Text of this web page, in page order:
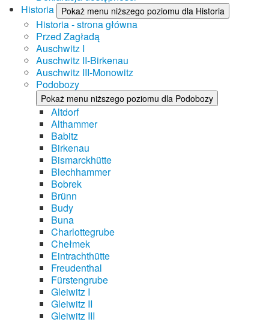
Historia
Pokaż menu niższego poziomu dla Historia
Historia - strona główna
Przed Zagładą
Auschwitz I
Auschwitz II-Birkenau
Auschwitz III-Monowitz
Podobozy
Pokaż menu niższego poziomu dla Podobozy
Altdorf
Althammer
Babitz
Birkenau
Bismarckhütte
Blechhammer
Bobrek
Brünn
Budy
Buna
Charlottegrube
Chełmek
Eintrachthütte
Freudenthal
Fürstengrube
Gleiwitz I
Gleiwitz II
Gleiwitz III